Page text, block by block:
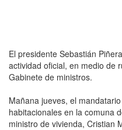
El presidente Sebastián
actividad oficial, en medio de
Gabinete de ministros.
Mañana jueves, el
habitacionales en la comuna
ministro de vivienda, Cristian